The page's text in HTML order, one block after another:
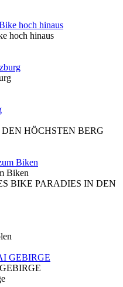
hoch hinaus
HÖCHSTEN BERG
Biken
BIKE PARADIES IN DEN